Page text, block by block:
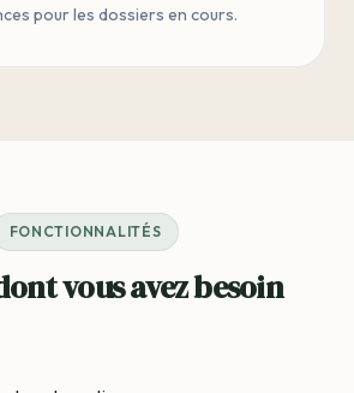
pour les dossiers en cours.
FONCTIONNALITÉS
vous avez besoin